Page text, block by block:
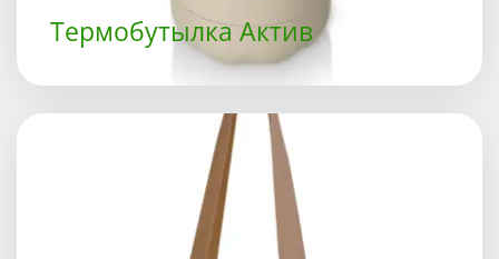
Термобутылка Актив